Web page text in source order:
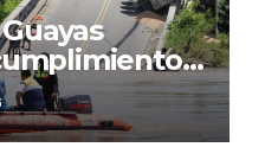
y
en